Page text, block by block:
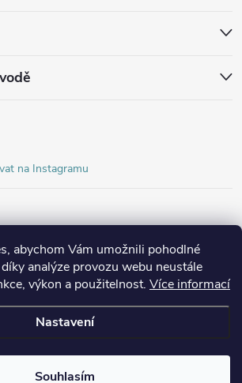
abychom Vám umožnili pohodlné
analýze provozu webu neustále
výkon a použitelnost. Více informací
Nastavení
Souhlasím
na Instagramu
. Všechna práva vyhrazena.